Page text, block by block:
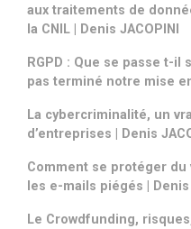
aux traitements de
la CNIL | Denis JACOPINI
RGPD : Que se passe t-il
pas terminé notre mise
La cybercriminalité, un
d’entreprises | Denis
Comment se protéger
les e-mails piégés | Denis
Le Crowdfunding,